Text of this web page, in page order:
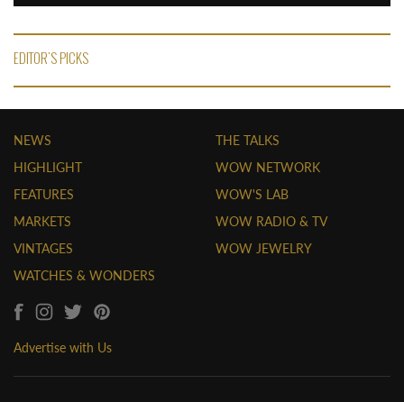
EDITOR'S PICKS
NEWS
HIGHLIGHT
FEATURES
MARKETS
VINTAGES
WATCHES & WONDERS
THE TALKS
WOW NETWORK
WOW'S LAB
WOW RADIO & TV
WOW JEWELRY
Advertise with Us